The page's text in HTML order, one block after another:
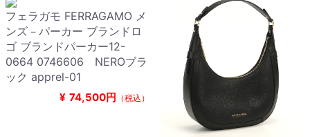
フェラガモ FERRAGAMO メ
ンズ－パーカー ブランドロ
ゴ ブランドパーカー12-
0664 0746606 NEROブラ
ック apprel-01
¥ 74,500円 （税込）